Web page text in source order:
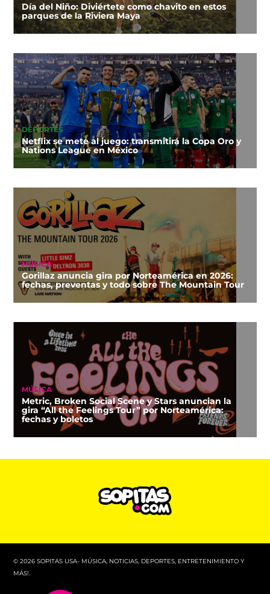
Día del Niño: Diviértete como chavito en estos
parques de la Riviera Maya
DEPORTES
Netflix se mete al juego: transmitirá la Copa Oro y
Nations League en México
MÚSICA
Gorillaz anuncia gira por Norteamérica en 2026:
fechas, preventas y todo sobre The Mountain Tour
MÚSICA
Metric, Broken Social Scene y Stars anuncian la
gira “All the Feelings Tour” por Norteamérica:
fechas y boletos
© 2026 SOPITAS USA- MÚSICA, NOTICIAS, DEPORTES, ENTRETENIMIENTO Y
MÁS!.